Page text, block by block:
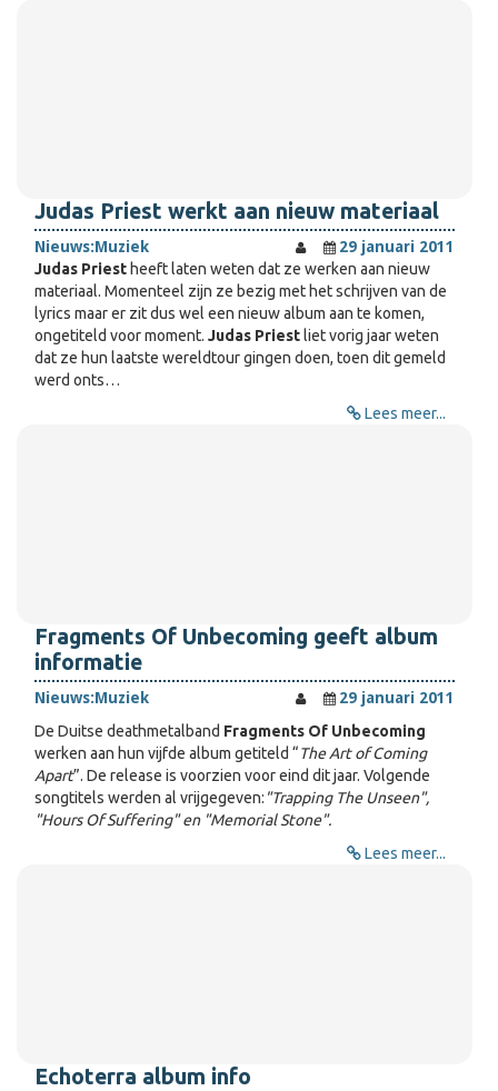
Judas Priest werkt aan nieuw materiaal
Nieuws:Muziek
29 januari 2011
Judas Priest heeft laten weten dat ze werken aan nieuw
materiaal. Momenteel zijn ze bezig met het schrijven van de
lyrics maar er zit dus wel een nieuw album aan te komen,
ongetiteld voor moment. Judas Priest liet vorig jaar weten
dat ze hun laatste wereldtour gingen doen, toen dit gemeld
werd onts…
Lees meer...
Fragments Of Unbecoming geeft album
informatie
Nieuws:Muziek
29 januari 2011
De Duitse deathmetalband Fragments Of Unbecoming
werken aan hun vijfde album getiteld “The Art of Coming
Apart”. De release is voorzien voor eind dit jaar. Volgende
songtitels werden al vrijgegeven: "Trapping The Unseen",
"Hours Of Suffering" en "Memorial Stone".
Lees meer...
Echoterra album info